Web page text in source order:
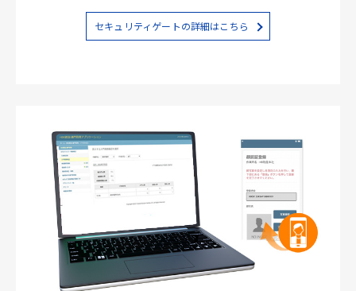
セキュリティゲートの詳細はこちら